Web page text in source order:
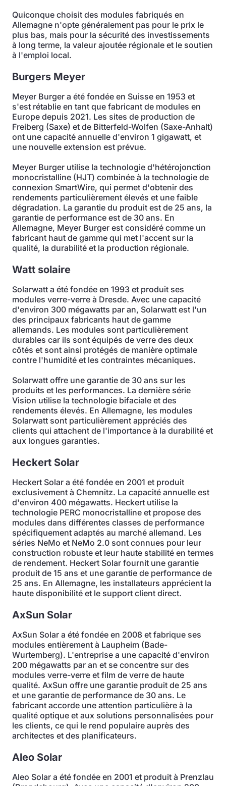
Quiconque choisit des modules fabriqués en
Allemagne n'opte généralement pas pour le prix le
plus bas, mais pour la sécurité des investissements
à long terme, la valeur ajoutée régionale et le soutien
à l'emploi local.
Burgers Meyer
Meyer Burger a été fondée en Suisse en 1953 et
s'est rétablie en tant que fabricant de modules en
Europe depuis 2021. Les sites de production de
Freiberg (Saxe) et de Bitterfeld-Wolfen (Saxe-Anhalt)
ont une capacité annuelle d'environ 1 gigawatt, et
une nouvelle extension est prévue.
Meyer Burger utilise la technologie d'hétérojonction
monocristalline (HJT) combinée à la technologie de
connexion SmartWire, qui permet d'obtenir des
rendements particulièrement élevés et une faible
dégradation. La garantie du produit est de 25 ans, la
garantie de performance est de 30 ans. En
Allemagne, Meyer Burger est considéré comme un
fabricant haut de gamme qui met l'accent sur la
qualité, la durabilité et la production régionale.
Watt solaire
Solarwatt a été fondée en 1993 et produit ses
modules verre-verre à Dresde. Avec une capacité
d'environ 300 mégawatts par an, Solarwatt est l'un
des principaux fabricants haut de gamme
allemands. Les modules sont particulièrement
durables car ils sont équipés de verre des deux
côtés et sont ainsi protégés de manière optimale
contre l'humidité et les contraintes mécaniques.
Solarwatt offre une garantie de 30 ans sur les
produits et les performances. La dernière série
Vision utilise la technologie bifaciale et des
rendements élevés. En Allemagne, les modules
Solarwatt sont particulièrement appréciés des
clients qui attachent de l'importance à la durabilité et
aux longues garanties.
Heckert Solar
Heckert Solar a été fondée en 2001 et produit
exclusivement à Chemnitz. La capacité annuelle est
d'environ 400 mégawatts. Heckert utilise la
technologie PERC monocristalline et propose des
modules dans différentes classes de performance
spécifiquement adaptés au marché allemand. Les
séries NeMo et NeMo 2.0 sont connues pour leur
construction robuste et leur haute stabilité en termes
de rendement. Heckert Solar fournit une garantie
produit de 15 ans et une garantie de performance de
25 ans. En Allemagne, les installateurs apprécient la
haute disponibilité et le support client direct.
AxSun Solar
AxSun Solar a été fondée en 2008 et fabrique ses
modules entièrement à Laupheim (Bade-
Wurtemberg). L'entreprise a une capacité d'environ
200 mégawatts par an et se concentre sur des
modules verre-verre et film de verre de haute
qualité. AxSun offre une garantie produit de 25 ans
et une garantie de performance de 30 ans. Le
fabricant accorde une attention particulière à la
qualité optique et aux solutions personnalisées pour
les clients, ce qui le rend populaire auprès des
architectes et des planificateurs.
Aleo Solar
Aleo Solar a été fondée en 2001 et produit à Prenzlau